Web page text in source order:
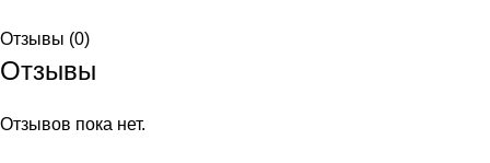
Отзывы (0)
Отзывы
Отзывов пока нет.